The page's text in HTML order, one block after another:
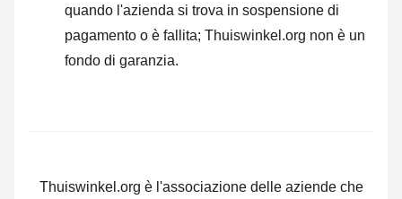
quando l'azienda si trova in sospensione di
pagamento o è fallita; Thuiswinkel.org non è un
fondo di garanzia.
Thuiswinkel.org è l'associazione delle aziende che